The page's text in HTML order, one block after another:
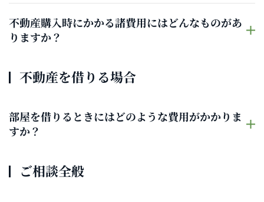
不動産購入時にかかる諸費用にはどんなものがあ
りますか？
不動産を借りる場合
部屋を借りるときにはどのような費用がかかりま
すか？
ご相談全般